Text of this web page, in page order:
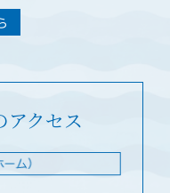
アクセス